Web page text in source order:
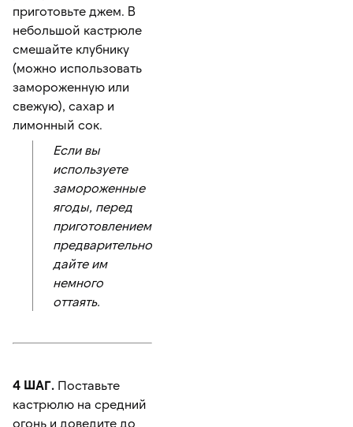
приготовьте джем. В
небольшой кастрюле
смешайте клубнику
(можно использовать
замороженную или
свежую), сахар и
лимонный сок.
Если вы
используете
замороженные
ягоды, перед
приготовлением
предварительно
дайте им
немного
оттаять.
4 ШАГ. Поставьте
кастрюлю на средний
огонь и доведите до